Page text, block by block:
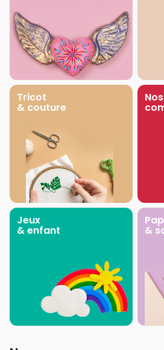
Tricot
& couture
Jeux
& enfant &